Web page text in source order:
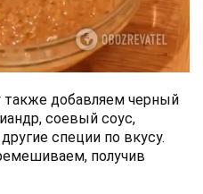
также добавляем черный
соевый соус,
специи по вкусу.
получив